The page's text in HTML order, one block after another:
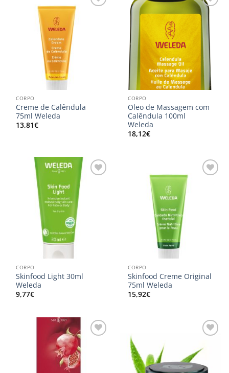
CORPO
Creme de Calêndula
75ml Weleda
13,81€
Adicionar
meus
desejos
CORPO
Oleo de Massagem com
Calêndula 100ml
Weleda
18,12€
Adicionar
CORPO
Skinfood Light 30ml
Weleda
9,77€
CORPO
Skinfood Creme Original
75ml Weleda
15,92€
Adicionar
desejos
aos
meus
desejos